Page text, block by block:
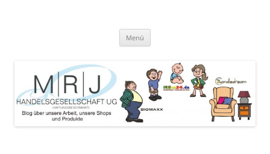
angebotene Produkte
Menü